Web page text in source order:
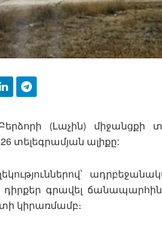
(Լաչին) միջանցքի
տելեգրամյան ալիքը:
դիրքեր գրավել
կիրառմամբ։